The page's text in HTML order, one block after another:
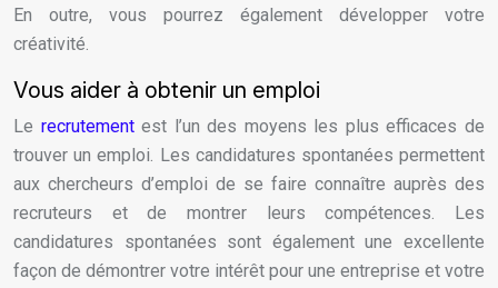
En outre, vous pourrez également développer votre
créativité.
Vous aider à obtenir un emploi
Le recrutementest l’un des moyens les plus efficaces de
trouver un emploi. Les candidatures spontanées permettent
aux chercheurs d’emploi de se faire connaître auprès des
recruteurs et de montrer leurs compétences. Les
candidatures spontanées sont également une excellente
façon de démontrer votre intérêt pour une entreprise et votre